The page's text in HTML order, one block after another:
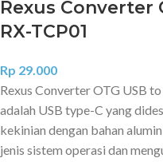
Rexus Converter
RX-TCP01
Rp 29.000
Rexus Converter OTG USB
adalah USB type-C yang
kekinian dengan bahan
jenis sistem operasi dan